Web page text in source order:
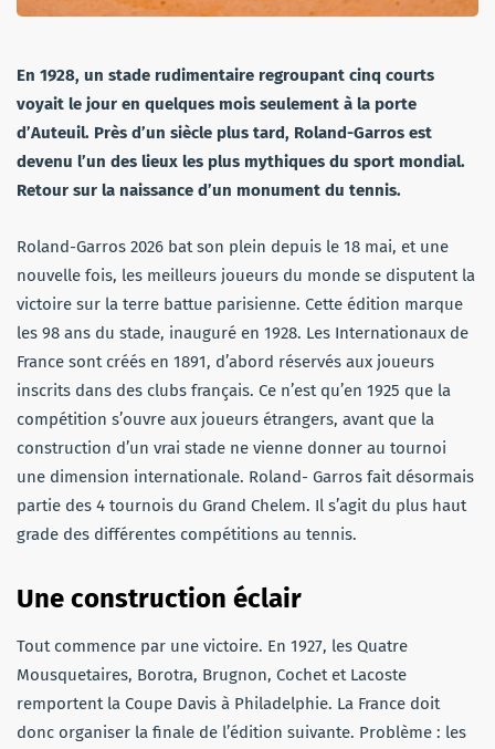
En 1928, un stade rudimentaire regroupant cinq courts
voyait le jour en quelques mois seulement à la porte
d’Auteuil. Près d’un siècle plus tard, Roland-Garros est
devenu l’un des lieux les plus mythiques du sport mondial.
Retour sur la naissance d’un monument du tennis.
Roland-Garros 2026 bat son plein depuis le 18 mai, et une
nouvelle fois, les meilleurs joueurs du monde se disputent la
victoire sur la terre battue parisienne. Cette édition marque
les 98 ans du stade, inauguré en 1928. Les Internationaux de
France sont créés en 1891, d’abord réservés aux joueurs
inscrits dans des clubs français. Ce n’est qu’en 1925 que la
compétition s’ouvre aux joueurs étrangers, avant que la
construction d’un vrai stade ne vienne donner au tournoi
une dimension internationale. Roland- Garros fait désormais
partie des 4 tournois du Grand Chelem. Il s’agit du plus haut
grade des différentes compétitions au tennis.
Une construction éclair
Tout commence par une victoire. En 1927, les Quatre
Mousquetaires, Borotra, Brugnon, Cochet et Lacoste
remportent la Coupe Davis à Philadelphie. La France doit
donc organiser la finale de l’édition suivante. Problème : les